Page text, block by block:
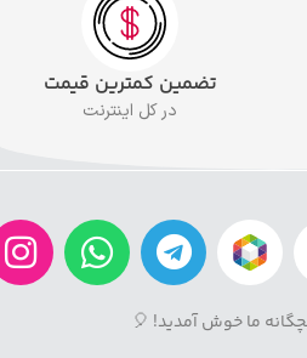
تضمین کمترین قیمت
در کل اینترنت
ما خوش آمدید! 🎈